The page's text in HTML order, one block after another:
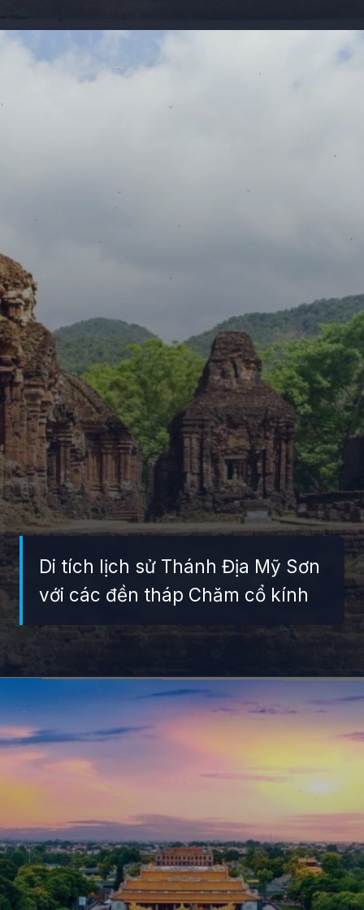
Di tích lịch sử Thánh Địa Mỹ Sơn
với các đền tháp Chăm cổ kính
Đang mở https://giaydabonghana.com/nhung-di-tich-lich-su-noi-tieng-o-viet-nam